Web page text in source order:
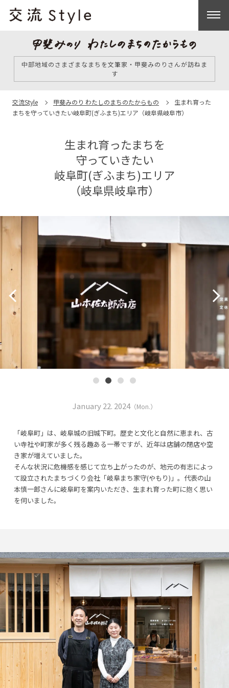
中部地域のさまざまなまちを文筆家・甲斐みのりさんが訪ねま
す
交流Style 甲斐みのり わたしのまちのたからもの
生まれ育った
まちを守っていきたい岐⾩町(ぎふまち)エリア （岐⾩県岐⾩市）
生まれ育ったまちを
守っていきたい
岐⾩町(ぎふまち)エリア
（岐⾩県岐⾩市）
January 22. 2024（Mon.）
「岐阜町」は、岐阜城の旧城下町。歴史と文化と自然に恵まれ、古
い寺社や町家が多く残る趣ある一帯ですが、近年は店舗の閉店や空
き家が増えていました。
そんな状況に危機感を感じて立ち上がったのが、地元の有志によっ
て設立されたまちづくり会社「岐阜まち家守(やもり)」。代表の山
本慎一郎さんに岐阜町を案内いただき、生まれ育った町に抱く思い
を伺いました。